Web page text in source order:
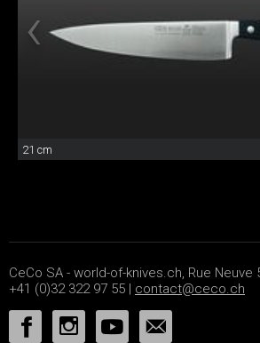
21 cm
CeCo SA - world-of-knives.ch, Rue Neuve
+41 (0)32 322 97 55 | contact@ceco.ch